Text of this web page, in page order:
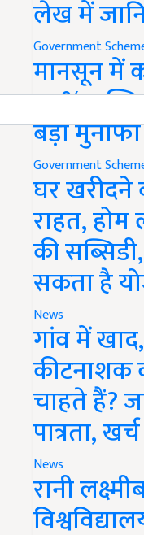
लेख में
Government
मानसून में
50%
बड़ा मुनाफा
Government
घर खरीदने
राहत, होम
की
सकता है
News
गांव में
कीटनाशक
चाहते हैं?
पात्रता,
News
रानी